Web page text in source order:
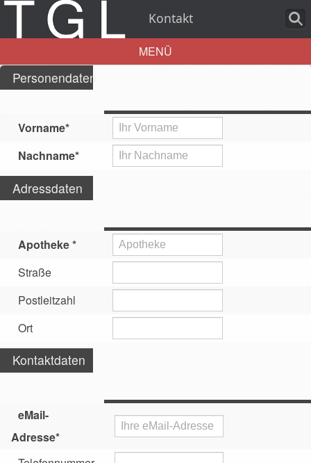
Kontakt
Über uns
Leistungen
Registrierung
MENÜ
Personendaten
Vorname*
Nachname*
Adressdaten
Apotheke*
Straße
Postleitzahl
Ort
Kontaktdaten
eMail-
Adresse*